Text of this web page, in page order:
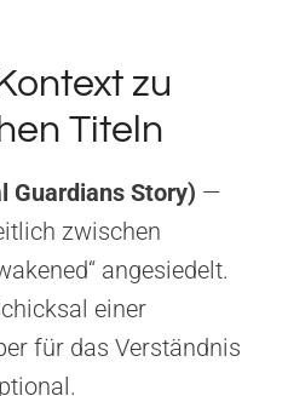
zu
Titeln
Guardians Story) —
zwischen
angesiedelt.
einer
für das Verständnis